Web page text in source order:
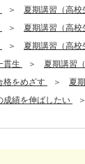
夏期講習（高校
夏期講習（高校
夏期講習（高校
貫生 夏期講習
格をめざす 夏
成績を伸ばしたい